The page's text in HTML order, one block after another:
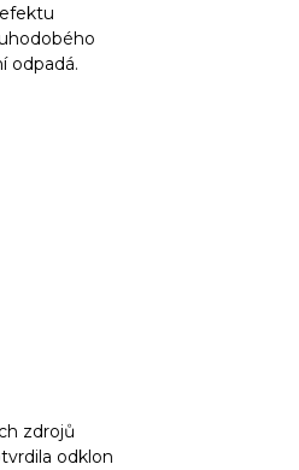
odpadá.
zdrojů
odklon